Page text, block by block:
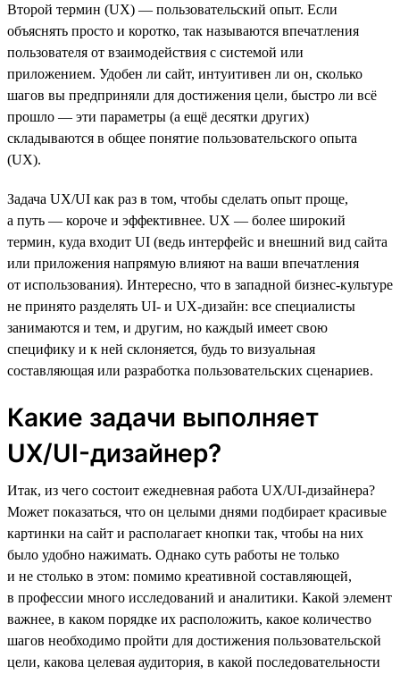
Второй термин (UX) — пользовательский опыт. Если
объяснять просто и коротко, так называются впечатления
пользователя от взаимодействия с системой или
приложением. Удобен ли сайт, интуитивен ли он, сколько
шагов вы предприняли для достижения цели, быстро ли всё
прошло — эти параметры (а ещё десятки других)
складываются в общее понятие пользовательского опыта
(UX).
Задача UX/UI как раз в том, чтобы сделать опыт проще,
а путь — короче и эффективнее. UX — более широкий
термин, куда входит UI (ведь интерфейс и внешний вид сайта
или приложения напрямую влияют на ваши впечатления
от использования). Интересно, что в западной бизнес-культуре
не принято разделять UI- и UX-дизайн: все специалисты
занимаются и тем, и другим, но каждый имеет свою
специфику и к ней склоняется, будь то визуальная
составляющая или разработка пользовательских сценариев.
Какие задачи выполняет
UX/UI-дизайнер?
Итак, из чего состоит ежедневная работа UX/UI-дизайнера?
Может показаться, что он целыми днями подбирает красивые
картинки на сайт и располагает кнопки так, чтобы на них
было удобно нажимать. Однако суть работы не только
и не столько в этом: помимо креативной составляющей,
в профессии много исследований и аналитики. Какой элемент
важнее, в каком порядке их расположить, какое количество
шагов необходимо пройти для достижения пользовательской
цели, какова целевая аудитория, в какой последовательности